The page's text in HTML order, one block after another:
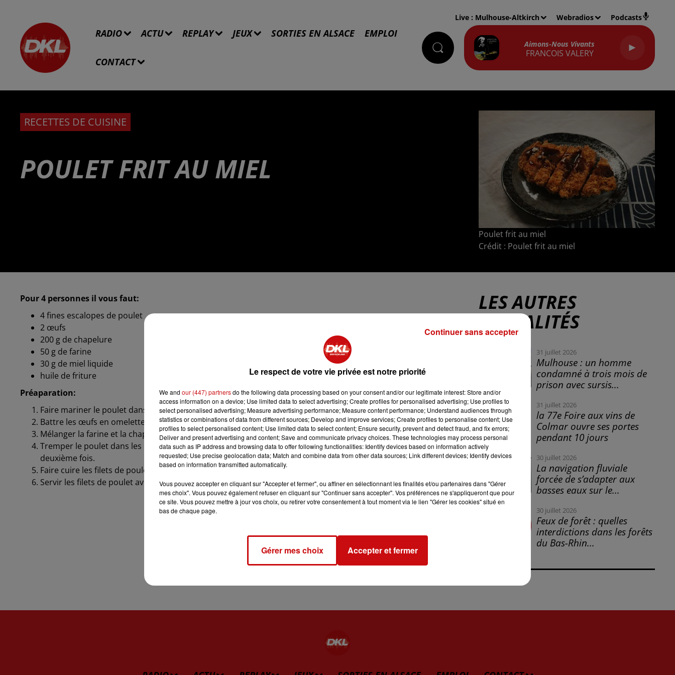
RADIO ACTU REPLAY JEUX SORTIES EN ALSACE EMPLOI
CONTACT
Live : Mulhouse-Altkirch Webradios Podcasts
Aimons-Nous Vivants
FRANCOIS VALERY
RECETTES DE CUISINE
POULET FRIT AU MIEL
Poulet frit au miel
Crédit : Poulet frit au miel
Pour 4 personnes il vous faut:
4fines escalopes de poulet
2 œufs
200g de chapelure
50g de farine
30g de miel liquide
huile de friture
Préaparation:
Faire mariner le poulet dans un peu de miel pendant 10 minutes.
Battre les œufs en omelette puis les placer dans un bol.
Mélanger la farine et la chapelure puis disposer le tout dans un bol.
Tremper le poulet dans les œufs battus puis dans le mélange chapelure-farine. Répéter l’opération une
deuxième fois.
Faire cuire les filets de poulet dans l’huile de friture bien chaude jusqu’à ce qu’ils soient dorés.
Servir les filets de poulet avec un peu de miel.
LES AUTRES
ACTUALITÉS
31 juillet 2026
Mulhouse : un homme
condamné à trois mois de
prison avec sursis...
31 juillet 2026
la 77e Foire aux vins de
Colmar ouvre ses portes
pendant 10 jours
30 juillet 2026
La navigation fluviale
forcée de s’adapter aux
basses eaux sur le...
30 juillet 2026
Feux de forêt : quelles
interdictions dans les forêts
du Bas-Rhin...
Le respect de votre vie privée est notre priorité
We and our (447) partnersdo the following data processing based on your consent and/or our legitimate interest: Store and/or
access information on a device; Use limited data to select advertising; Create profiles for personalised advertising; Use profiles to
select personalised advertising; Measure advertising performance; Measure content performance; Understand audiences through
statistics or combinations of data from different sources; Develop and improve services; Create profiles to personalise content; Use
profiles to select personalised content; Use limited data to select content; Ensure security, prevent and detect fraud, and fix errors;
Deliver and present advertising and content; Save and communicate privacy choices. These technologies may process personal
data such as IP address and browsing data to offer following functionalities: Identify devices based on information actively
requested; Use precise geolocation data; Match and combine data from other data sources; Link different devices; Identify devices
based on information transmitted automatically.
Vous pouvez accepter en cliquant sur "Accepter et fermer", ou affiner en sélectionnant les finalités et/ou partenaires dans "Gérer
mes choix". Vous pouvez également refuser en cliquant sur "Continuer sans accepter". Vos préférences ne s'appliqueront que pour
ce site. Vous pouvez mettre à jour vos choix, ou retirer votre consentement à tout moment via le lien "Gérer les cookies" situé en
bas de chaque page.
Gérer mes choix Accepter et fermer
Continuer sans accepter